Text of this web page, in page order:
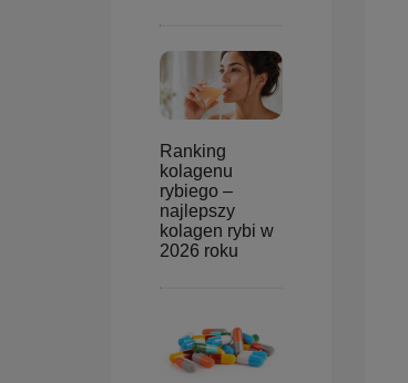
Ranking
kolagenu
rybiego –
najlepszy
kolagen rybi w
2026 roku